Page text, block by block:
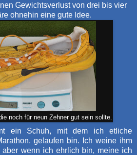
Gewichtsverlust von drei bis vier
ohnehin eine gute Idee.
noch für neun Zehner gut sein sollte.
ein Schuh, mit dem ich etliche
gelaufen bin. Ich weine ihm
aber wenn ich ehrlich bin, meine ich